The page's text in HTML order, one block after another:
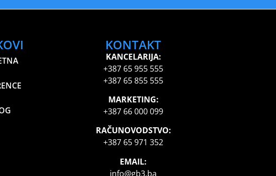
KONTAKT
KANCELARIJA:
+387 65 955 555
+387 65 855 555
MARKETING:
+387 66 000 099
RAČUNOVODSTVO:
+387 65 971 352
EMAIL:
info@gb3.ba